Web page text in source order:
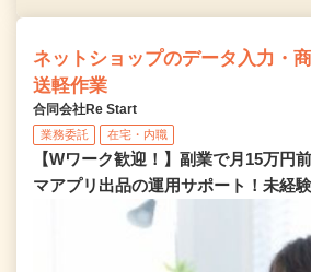
ネットショップのデータ入力・
送軽作業
合同会社Re Start
業務委託 在宅・内職
【Wワーク歓迎！】副業で月15万円
マアプリ出品の運用サポート！未経